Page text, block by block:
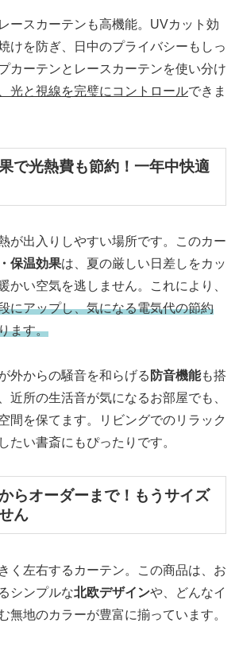
ースカーテンも高機能。UVカット効
けを防ぎ、日中のプライバシーもしっ
カーテンとレースカーテンを使い分け
光と視線を完璧にコントロールできま
で光熱費も節約！一年中快適
が出入りしやすい場所です。このカー
保温効果は、夏の厳しい日差しをカッ
かい空気を逃しません。これにより、
にアップし、気になる電気代の節約
ます。
外からの騒音を和らげる 防音機能も搭
近所の生活音が気になるお部屋でも、
間を保てます。リビングでのリラック
たい書斎にもぴったりです。
らオーダーまで！もうサイズ
ん
く左右するカーテン。この商品は、お
シンプルな北欧デザインや、どんなイ
無地のカラーが豊富に揃っています。